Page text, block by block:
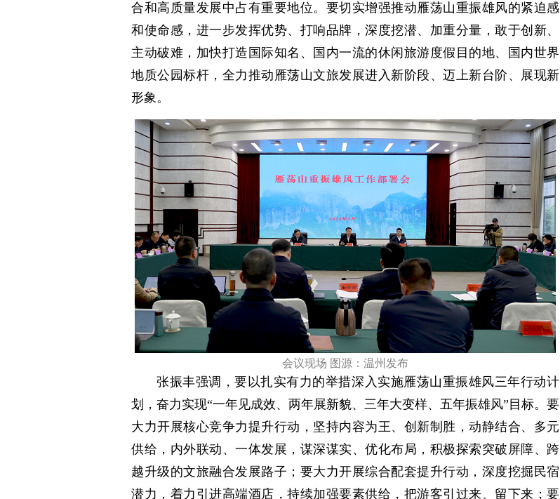
合和高质量发展中占有重要地位。要切实增强推动雁荡山重振雄风的紧迫感
和使命感，进一步发挥优势、打响品牌，深度挖潜、加重分量，敢于创新、
主动破难，加快打造国际知名、国内一流的休闲旅游度假目的地、国内世界
地质公园标杆，全力推动雁荡山文旅发展进入新阶段、迈上新台阶、展现新
形象。
会议现场 图源：温州发布
张振丰强调，要以扎实有力的举措深入实施雁荡山重振雄风三年行动计
划，奋力实现“一年见成效、两年展新貌、三年大变样、五年振雄风”目标。要
大力开展核心竞争力提升行动，坚持内容为王、创新制胜，动静结合、多元
供给，内外联动、一体发展，谋深谋实、优化布局，积极探索突破屏障、跨
越升级的文旅融合发展路子；要大力开展综合配套提升行动，深度挖掘民宿
潜力，着力引进高端酒店，持续加强要素供给，把游客引过来、留下来；要